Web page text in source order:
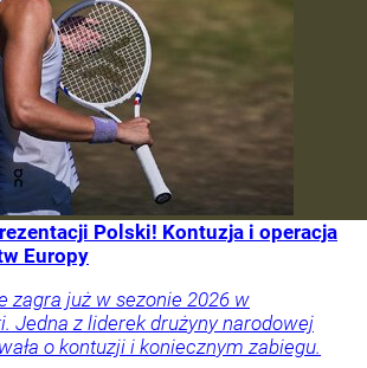
Polski! Kontuzja i operacja
Europy
zagra już w sezonie 2026 w
Jedna z liderek drużyny narodowej
o kontuzji i koniecznym zabiegu.